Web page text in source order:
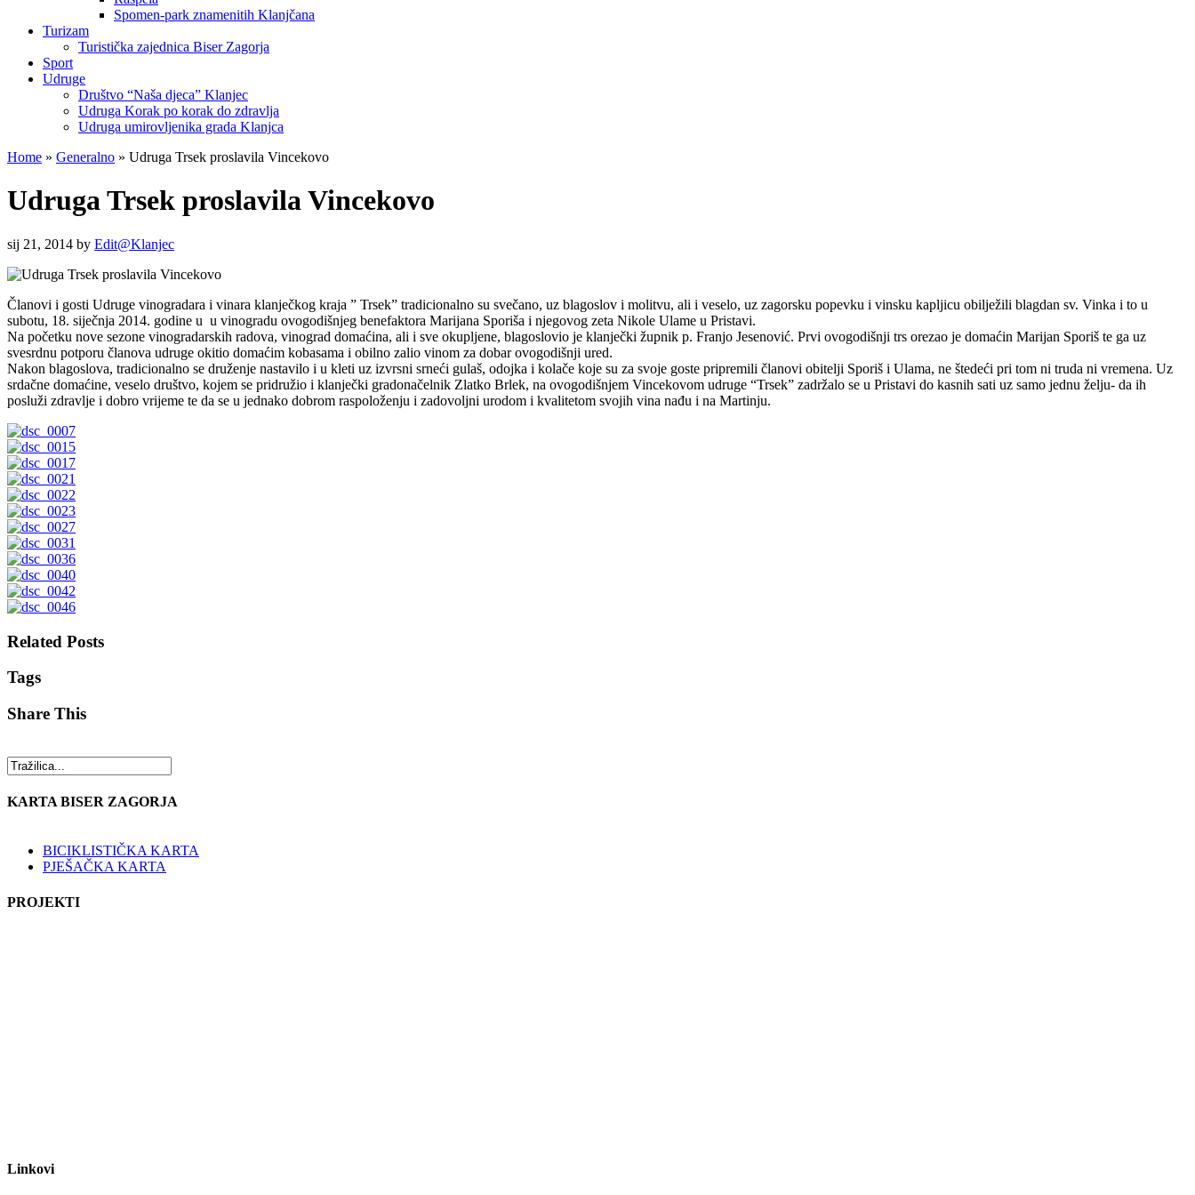
Spomen-park znamenitih Klanjčana
Turizam
Turistička zajednica Biser Zagorja
Sport
Udruge
Društvo “Naša djeca” Klanjec
Udruga Korak po korak do zdravlja
Udruga umirovljenika grada Klanjca
Home » Generalno » Udruga Trsek proslavila Vincekovo
Udruga Trsek proslavila Vincekovo
sij 21, 2014 by Edit@Klanjec
Članovi i gosti Udruge vinogradara i vinara klanječkog kraja ” Trsek” tradicionalno su svečano, uz blagoslov i molitvu, ali i veselo, uz zagorsku popevku i vinsku kapljicu obilježili blagdan sv. Vinka i to u
subotu, 18. siječnja 2014. godine u u vinogradu ovogodišnjeg benefaktora Marijana Sporiša i njegovog zeta Nikole Ulame u Pristavi.
Na početku nove sezone vinogradarskih radova, vinograd domaćina, ali i sve okupljene, blagoslovio je klanječki župnik p. Franjo Jesenović. Prvi ovogodišnji trs orezao je domaćin Marijan Sporiš te ga uz
svesrdnu potporu članova udruge okitio domaćim kobasama i obilno zalio vinom za dobar ovogodišnji ured.
Nakon blagoslova, tradicionalno se druženje nastavilo i u kleti uz izvrsni srneći gulaš, odojka i kolače koje su za svoje goste pripremili članovi obitelji Sporiš i Ulama, ne štedeći pri tom ni truda ni vremena. Uz
srdačne domaćine, veselo društvo, kojem se pridružio i klanječki gradonačelnik Zlatko Brlek, na ovogodišnjem Vincekovom udruge “Trsek” zadržalo se u Pristavi do kasnih sati uz samo jednu želju- da ih
posluži zdravlje i dobro vrijeme te da se u jednako dobrom raspoloženju i zadovoljni urodom i kvalitetom svojih vina nađu i na Martinju.
Related Posts
Tags
Share This
KARTA BISER ZAGORJA
BICIKLISTIČKA KARTA
PJEŠAČKA KARTA
PROJEKTI
Linkovi